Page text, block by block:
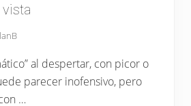
al despertar, con picor o
parecer inofensivo, pero
…